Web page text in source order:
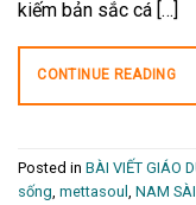
kiếm bản sắc cá […]
CONTINUE READING
Posted in BÀI VIẾT GIÁO
sống, mettasoul , NAM